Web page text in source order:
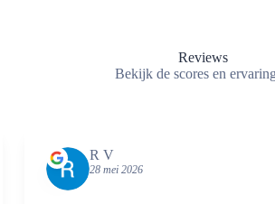
Reviews
Bekijk de scores en
R V
28 mei 2026